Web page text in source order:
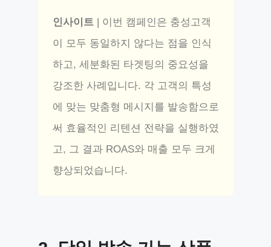
인사이트| 이번 캠페인은 충성고객
이 모두 동일하지 않다는 점을 인식
하고, 세분화된 타겟팅의 중요성을
강조한 사례입니다. 각 고객의 특성
에 맞는 맞춤형 메시지를 발송함으로
써 효율적인 리텐션 전략을 실행하였
고, 그 결과 ROAS와 매출 모두 크게
향상되었습니다.